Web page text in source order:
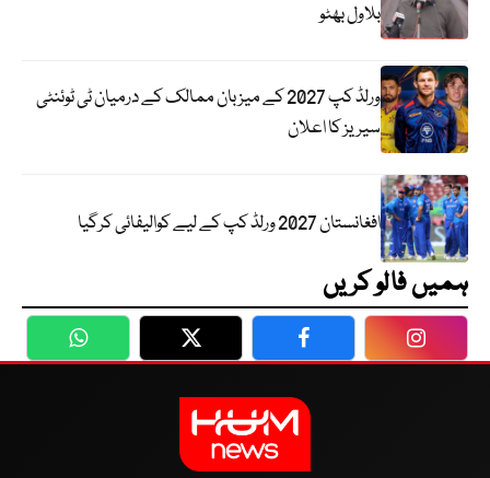
بلاول بھٹو
ورلڈ کپ 2027 کے میزبان ممالک کے درمیان ٹی ٹوئنٹی
سیریز کا اعلان
افغانستان 2027 ورلڈ کپ کے لیے کوالیفائی کرگیا
ہمیں فالو کریں
WhatsApp Twitter Facebook